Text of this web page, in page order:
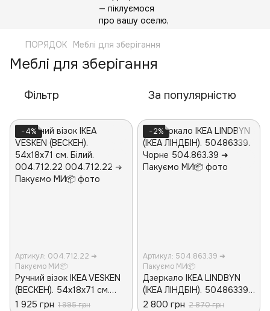
ПОРЯДОК Меблі для зберігання
Меблі для зберігання
Фільтр За популярністю
−4%
Артикул: 004.712.22 ➜
Пакуємо МИ📦
Ручний візок IKEA VESKEN
(ВЕСКЕН). 54х18х71 см.
Білий. 004.712.22
1 925 грн 1 995 грн
−2%
Артикул: 504.863.39 ➜
Пакуємо МИ📦
Дзеркало IKEA LINDBYN
(ІКЕА ЛІНДБІН). 50486339.
Чорне
2 800 грн 2 870 грн